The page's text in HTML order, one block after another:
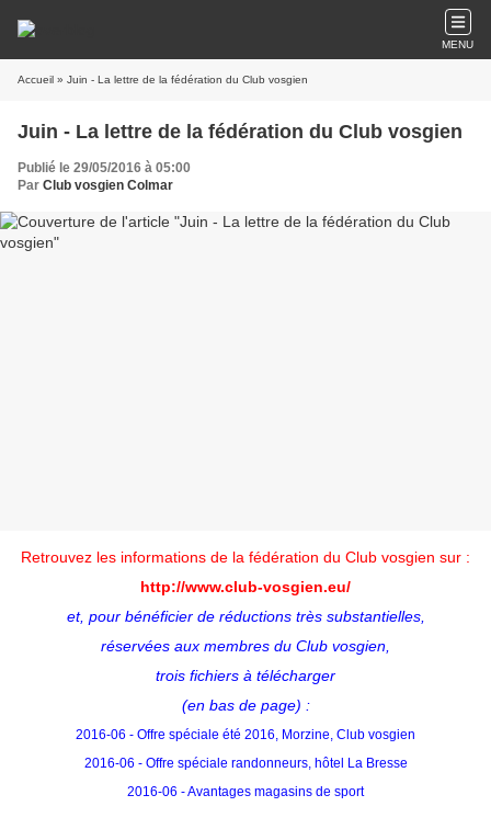
MENU
Accueil » Juin - La lettre de la fédération du Club vosgien
Juin - La lettre de la fédération du Club vosgien
Publié le 29/05/2016 à 05:00
Par Club vosgien Colmar
Retrouvez les informations de la fédération du Club vosgien sur :
http://www.club-vosgien.eu/
et, pour bénéficier de réductions très substantielles,
réservées aux membres du Club vosgien,
trois fichiers à télécharger
(en bas de page) :
2016-06 - Offre spéciale été 2016, Morzine, Club vosgien
2016-06 - Offre spéciale randonneurs, hôtel La Bresse
2016-06 - Avantages magasins de sport